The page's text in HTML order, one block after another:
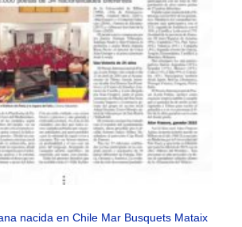
nacida en Chile Mar Busquets Mataix